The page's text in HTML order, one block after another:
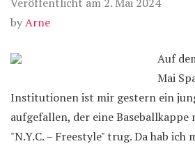
byArne
Auf
Mai
Institutionen ist mir gestern ein
aufgefallen, der eine
"N.Y.C. – Freestyle" trug. Da hab